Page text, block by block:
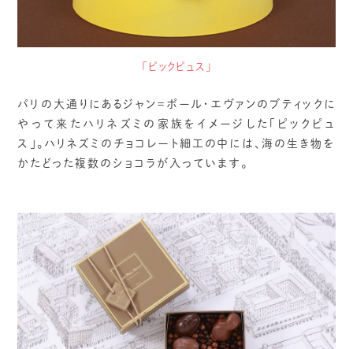
「ピックピュス」
パリの大通りにあるジャン＝ポール・エヴァンのブティックに
やって来たハリネズミの家族をイメージした「ピックピュ
ス」。ハリネズミのチョコレート細工の中には、海の生き物を
かたどった複数のショコラが入っています。